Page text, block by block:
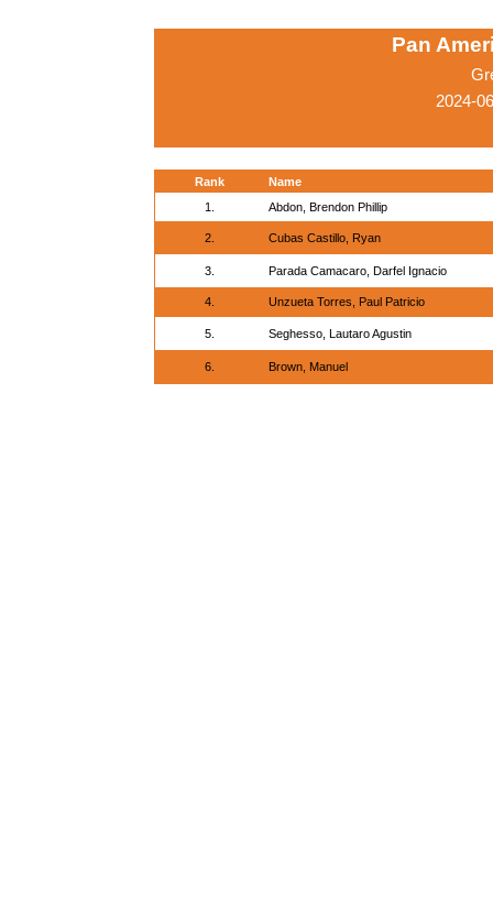
Pan
2024-
Rank
Name
1.
Abdon, Brendon Phillip
2. Cubas Castillo, Ryan
3. Parada Camacaro, Darfel Ignacio
4. Unzueta Torres, Paul Patricio
5. Seghesso, Lautaro Agustin
6. Brown, Manuel